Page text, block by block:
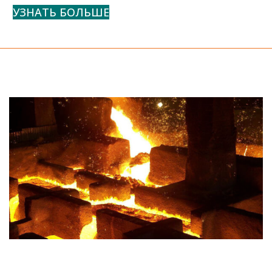
УЗНАТЬ БОЛЬШЕ